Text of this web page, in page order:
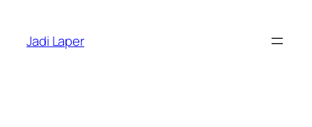
content
Jadi Laper